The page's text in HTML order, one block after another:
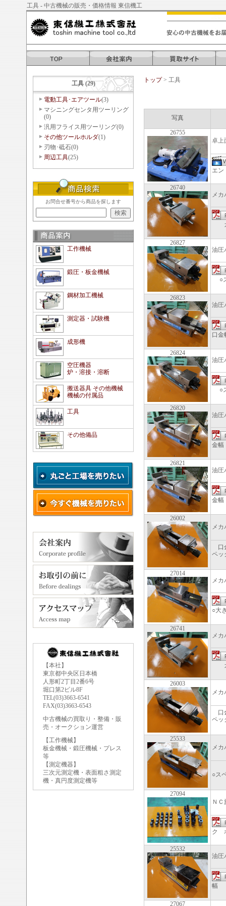
工具 - 中古機械の販売・価格情報 東信機工
工具 (29)
電動工具･エアツール(3)
マシニングセンタ用ツーリング
(0)
汎用フライス用ツーリング(0)
その他ツールホルダ(1)
刃物･砥石(0)
周辺工具(25)
お問合せ番号から商品を探します
工作機械
鍛圧・板金機械
鋼材加工機械
測定器・試験機
成形機
空圧機器
炉・溶接・溶断
搬送器具 その他機械
機械の付属品
工具
その他備品
【本社】
東京都中央区日本橋
人形町2丁目2番6号
堀口第2ビル8F
TEL(03)3663-6541
FAX(03)3663-6543
中古機械の買取り・整備・販
売・オークション運営
【工作機械】
板金機械・鍛圧機械・プレス
等
【測定機器】
三次元測定機・表面粗さ測定
機・真円度測定機等
トップ> 工具
写真
26755
卓上
エ
26740
メカ
ガ
26827
油圧
○
26823
油圧
口
26824
油圧
○
26820
油圧
金
26821
油圧
金
26002
メカ
口
ペ
27014
メカ
○
26741
メカ
ガ
26003
メカ
口
ペ
25533
メカ
○ス
27094
Ｎ
ク
25532
油圧
幅
27067